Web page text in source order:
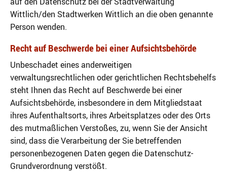
Wittlich/den Stadtwerken Wittlich an die oben genannte
Person wenden.
Recht auf Beschwerde bei einer Aufsichtsbehörde
Unbeschadet eines anderweitigen
verwaltungsrechtlichen oder gerichtlichen Rechtsbehelfs
steht Ihnen das Recht auf Beschwerde bei einer
Aufsichtsbehörde, insbesondere in dem Mitgliedstaat
ihres Aufenthaltsorts, ihres Arbeitsplatzes oder des Orts
des mutmaßlichen Verstoßes, zu, wenn Sie der Ansicht
sind, dass die Verarbeitung der Sie betreffenden
personenbezogenen Daten gegen die Datenschutz-
Grundverordnung verstößt.